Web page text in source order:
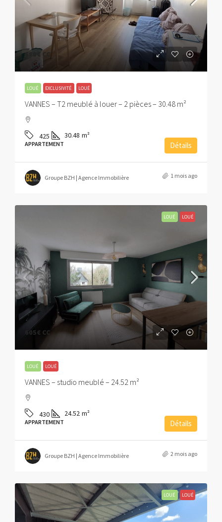
680€ CC
LOUÉ EXCLUSIVITÉ LOUÉ
VANNES – T2 meublé à louer – 2 pièces – 30.48 m²
425 30.48 m²
APPARTEMENT Détails
Groupe BZH | Agence Immobilière 1 mois ago
LOUÉ LOUÉ
605€ CC
LOUÉ LOUÉ
VANNES – studio meublé – 24.52 m²
430 24.52 m²
APPARTEMENT Détails
Groupe BZH | Agence Immobilière 2 mois ago
LOUÉ LOUÉ